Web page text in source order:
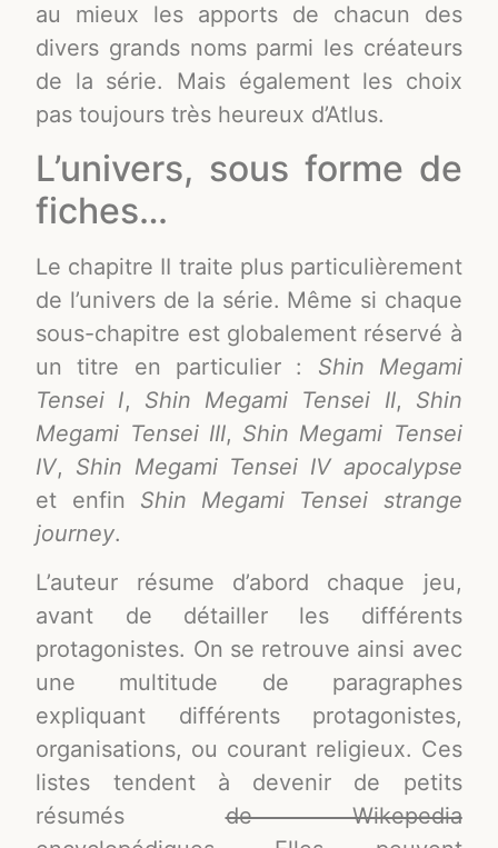
au mieux les apports de chacun des
divers grands noms parmi les créateurs
de la série. Mais également les choix
pas toujours très heureux d’Atlus.
L’univers, sous forme de
fiches…
Le chapitre II traite plus particulièrement
de l’univers de la série. Même si chaque
sous-chapitre est globalement réservé à
un titre en particulier : Shin Megami
Tensei I, Shin Megami Tensei II, Shin
Megami Tensei III, Shin Megami Tensei
IV, Shin Megami Tensei IV apocalypse
et enfin Shin Megami Tensei strange
journey.
L’auteur résume d’abord chaque jeu,
avant de détailler les différents
protagonistes. On se retrouve ainsi avec
une multitude de paragraphes
expliquant différents protagonistes,
organisations, ou courant religieux. Ces
listes tendent à devenir de petits
résumésde Wikepedia